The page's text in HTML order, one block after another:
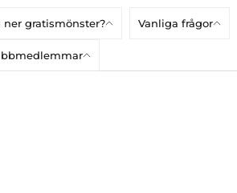
gratismönster? Vanliga frågor